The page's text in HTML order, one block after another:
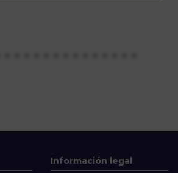
Información legal